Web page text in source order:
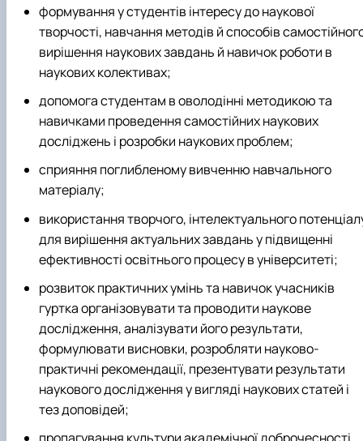
формування у студентів інтересу до наукової
творчості, навчання методів й способів
вирішення наукових завдань й навичок роботи в
наукових колективах;
допомога студентам в оволодінні методикою та
навичками проведення самостійних наукових
досліджень і розробки наукових проблем;
сприяння поглибленому вивченню навчального
матеріалу;
використання творчого, інтелектуального
для вирішення актуальних завдань у підвищенні
ефективності освітнього процесу в університеті;
розвиток практичних умінь та навичок учасників
гуртка організовувати та проводити наукове
дослідження, аналізувати його результати,
формулювати висновки, розробляти науково-
практичні рекомендації, презентувати результати
наукового дослідження у вигляді наукових статей і
тез доповідей;